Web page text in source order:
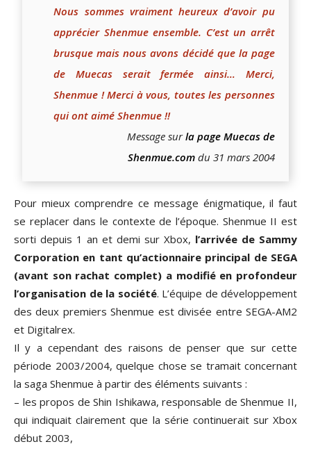
Nous sommes vraiment heureux d’avoir pu
apprécier Shenmue ensemble. C’est un arrêt
brusque mais nous avons décidé que la page
de Muecas serait fermée ainsi… Merci,
Shenmue ! Merci à vous, toutes les personnes
qui ont aimé Shenmue !!
Message surla page Muecas de
Shenmue.comdu 31 mars 2004
Pour mieux comprendre ce message énigmatique, il faut
se replacer dans le contexte de l’époque. Shenmue II est
sorti depuis 1 an et demi sur Xbox, l’arrivée de Sammy
Corporation en tant qu’actionnaire principal de SEGA
(avant son rachat complet) a modifié en profondeur
l’organisation de la société. L’équipe de développement
des deux premiers Shenmue est divisée entre SEGA-AM2
et Digitalrex.
Il y a cependant des raisons de penser que sur cette
période 2003/2004, quelque chose se tramait concernant
la saga Shenmue à partir des éléments suivants :
– les propos de Shin Ishikawa, responsable de Shenmue II,
qui indiquait clairement que la série continuerait sur Xbox
début 2003,